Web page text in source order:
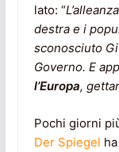
lato: “
destra e i
sconosciuto
Governo. E
l’Europa,
Pochi giorni
Der Spiegel